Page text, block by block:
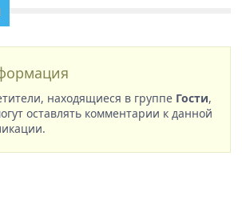
находящиеся в группе Гости,
оставлять комментарии к данной